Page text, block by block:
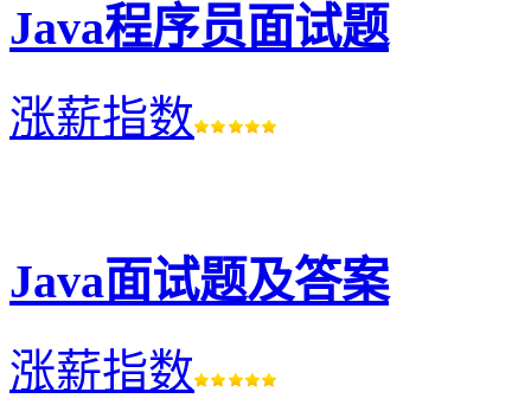
Java程序员面试题
涨薪指数
Java面试题及答案
涨薪指数